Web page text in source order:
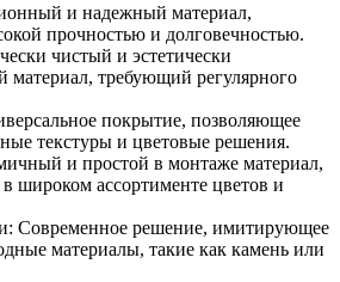
и надежный материал,
прочностью и долговечностью.
чистый и эстетически
материал, требующий регулярного
покрытие, позволяющее
текстуры и цветовые решения.
и простой в монтаже материал,
широком ассортименте цветов и
Современное решение, имитирующее
материалы, такие как камень или